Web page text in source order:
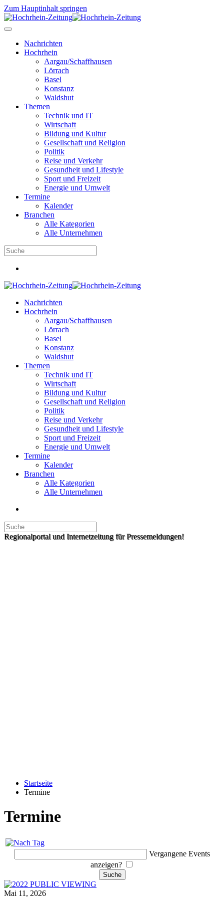
Zum Hauptinhalt springen
Nachrichten
Hochrhein
Aargau/Schaffhausen
Lörrach
Basel
Konstanz
Waldshut
Themen
Technik und IT
Wirtschaft
Bildung und Kultur
Gesellschaft und Religion
Politik
Reise und Verkehr
Gesundheit und Lifestyle
Sport und Freizeit
Energie und Umwelt
Termine
Kalender
Branchen
Alle Kategorien
Alle Unternehmen
Nachrichten
Hochrhein
Aargau/Schaffhausen
Lörrach
Basel
Konstanz
Waldshut
Themen
Technik und IT
Wirtschaft
Bildung und Kultur
Gesellschaft und Religion
Politik
Reise und Verkehr
Gesundheit und Lifestyle
Sport und Freizeit
Energie und Umwelt
Termine
Kalender
Branchen
Alle Kategorien
Alle Unternehmen
Regionalportal und Internetzeitung für Pressemeldungen!
Startseite
Termine
Termine
Vergangene Events
anzeigen?
Mai 11, 2026